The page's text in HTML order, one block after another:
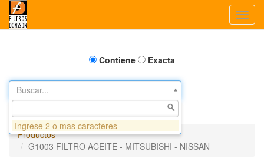
Contiene Exacta
Buscar...
Productos
G1003 FILTRO ACEITE - MITSUBISHI - NISSAN
Ingrese 2 o mas caracteres